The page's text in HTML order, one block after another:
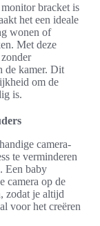
bracket is
het een ideale
wonen of
Met deze
de kamer. Dit
om de
is.
camera-
te verminderen
Een baby
camera op de
zodat je altijd
voor het creëren